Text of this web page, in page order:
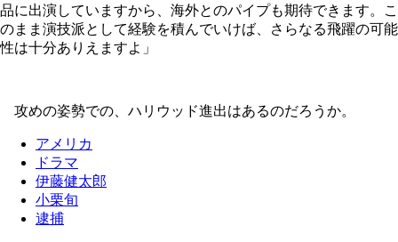
品に出演していますから、海外とのパイプも期待できます。こ
のまま演技派として経験を積んでいけば、さらなる飛躍の可能
性は十分ありえますよ」
攻めの姿勢での、ハリウッド進出はあるのだろうか。
アメリカ
ドラマ
伊藤健太郎
小栗旬
逮捕